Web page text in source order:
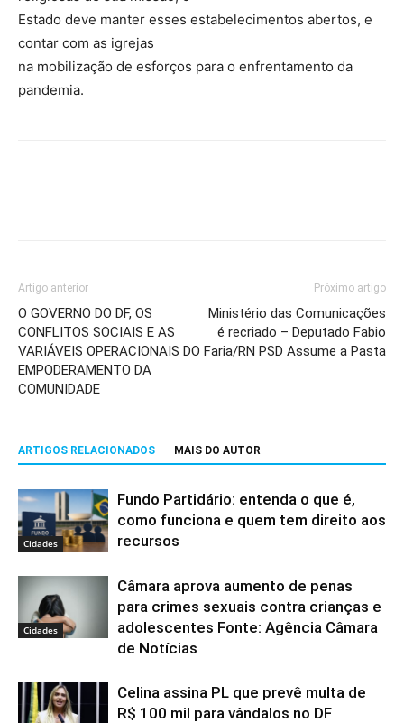
Estado deve manter esses estabelecimentos abertos, e
contar com as igrejas
na mobilização de esforços para o enfrentamento da
pandemia.
Artigo anterior
O GOVERNO DO DF, OS
CONFLITOS SOCIAIS E AS
VARIÁVEIS OPERACIONAIS DO
EMPODERAMENTO DA
COMUNIDADE
Próximo artigo
Ministério das Comunicações
é recriado – Deputado Fabio
Faria/RN PSD Assume a Pasta
ARTIGOS RELACIONADOS MAIS DO AUTOR
Cidades
Fundo Partidário: entenda o que é,
como funciona e quem tem direito aos
recursos
Cidades
Câmara aprova aumento de penas
para crimes sexuais contra crianças e
adolescentes Fonte: Agência Câmara
de Notícias
Celina assina PL que prevê multa de
R$ 100 mil para vândalos no DF